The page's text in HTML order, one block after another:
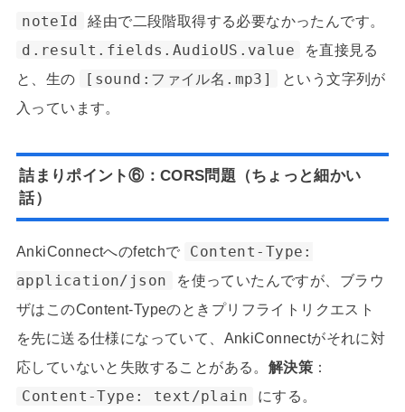
noteId 経由で二段階取得する必要なかったんです。
d.result.fields.AudioUS.value
を直接見る
と、生の
[sound:ファイル名.mp3]
という文字列が
入っています。
詰まりポイント⑥：CORS問題（ちょっと細かい
話）
AnkiConnectへのfetchで
Content-Type:
application/json
を使っていたんですが、ブラウ
ザはこのContent-Typeのときプリフライトリクエスト
を先に送る仕様になっていて、AnkiConnectがそれに対
応していないと失敗することがある。 解決策 ：
Content-Type: text/plain にする。